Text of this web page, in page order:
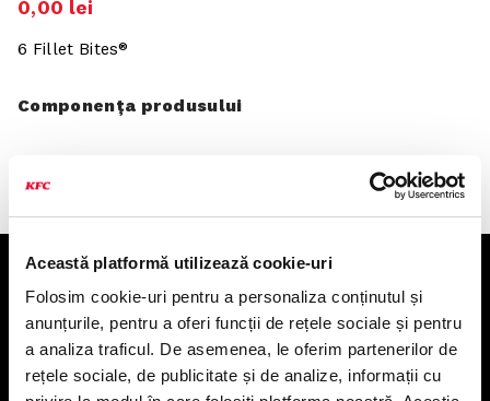
Această platformă utilizează cookie-uri
Folosim cookie-uri pentru a personaliza conținutul și
anunțurile, pentru a oferi funcții de rețele sociale și pentru
a analiza traficul. De asemenea, le oferim partenerilor de
rețele sociale, de publicitate și de analize, informații cu
0,00 lei
6 Fillet Bites®
Componența produsului
KFC
Meniu livrare
Meniu ridicare